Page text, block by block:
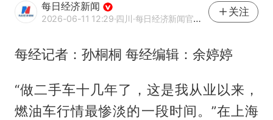
每日经济新闻
2026-06-11 12:29·四川·每日经济新闻官方网易号
关注
每经记者：孙桐桐 每经编辑：余婷婷
“做二手车十几年了，这是我从业以来，
燃油车行情最惨淡的一段时间。”在上海